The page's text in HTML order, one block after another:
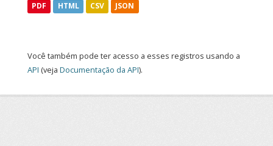
PDF HTML CSV JSON
Você também pode ter acesso a esses registros usando a
API (veja Documentação da API).